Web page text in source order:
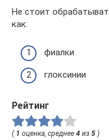
Не стоит
как:
фиалки
глоксинии
Рейтинг
( 1 оценка, среднее 4 из 5 )